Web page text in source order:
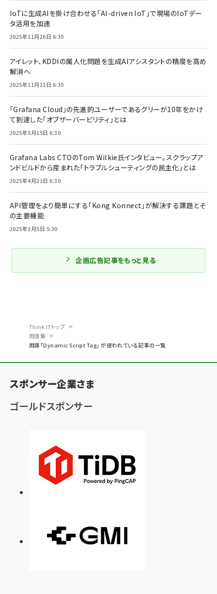
ン
く
ず
Think ITトップ
用語集
用語「Dynamic Script Tag」 が使われている記事の一覧
IoTに生成AIを掛け合わせる「AI-driven IoT」で現場のIoTデー
タ活用を加速
2025年11月26日 6:30
アイレット、KDDIの属人化問題を生成AIアシスタントの精度を高め
解消へ
2025年11月21日 6:30
「Grafana Cloud」の先進的ユーザーであるグリーが10年をかけ
て到達した「オブザーバービリティ」とは
2025年5月15日 6:30
Grafana Labs CTOのTom Wilkie氏インタビュー。スクラップア
ンドビルドから産まれた「トラブルシューティングの民主化」とは
2025年4月21日 6:30
API管理をより簡単にする「Kong Konnect」が解決する課題とそ
の主要機能
2025年3月5日 5:30
企画広告記事をもっと見る
スポンサー企業さま
ゴールドスポンサー